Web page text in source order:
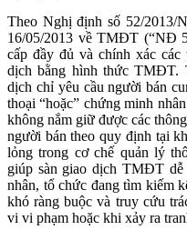
Theo Nghị định số 52/2013/
16/05/2013 về TMĐT (“NĐ
cấp đầy đủ và chính xác
dịch bằng hình thức TMĐT.
dịch chỉ yêu cầu người bán
thoại “hoặc” chứng minh
không nắm giữ được các
người bán theo quy định tại
lỏng trong cơ chế quản lý
giúp sàn giao dịch TMĐT dễ
nhân, tổ chức đang tìm kiếm
khó ràng buộc và truy cứu
vi vi phạm hoặc khi xảy ra